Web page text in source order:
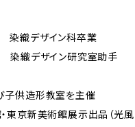
デザイン科卒業
織デザイン研究室助手
供造形教室を主催
京新美術館展示出品（光風